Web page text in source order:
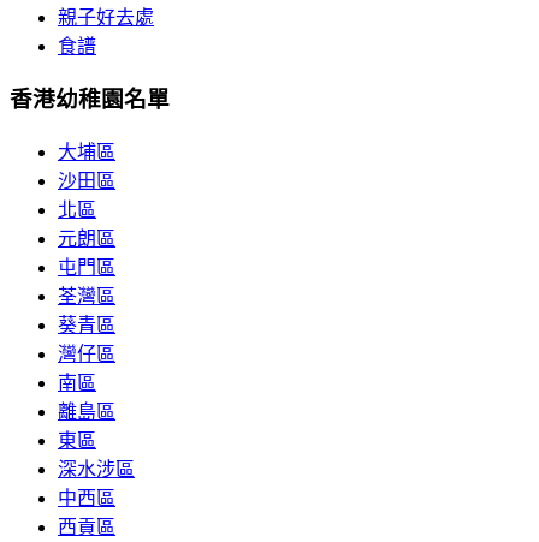
親子好去處
食譜
香港幼稚園名單
大埔區
沙田區
北區
元朗區
屯門區
荃灣區
葵青區
灣仔區
南區
離島區
東區
深水涉區
中西區
西貢區